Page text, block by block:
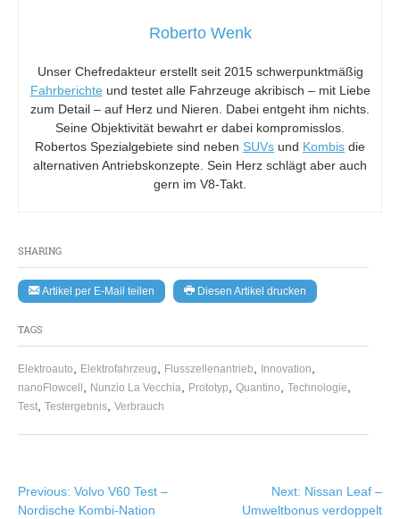
SHARING
Artikel per E-Mail teilen Diesen Artikel drucken
TAGS
Elektroauto, Elektrofahrzeug, Flusszellenantrieb, Innovation,
nanoFlowcell , Nunzio La Vecchia, Prototyp, Quantino, Technologie,
Test, Testergebnis, Verbrauch
Roberto Wenk
Unser Chefredakteur erstellt seit 2015 schwerpunktmäßig
Fahrberichte und testet alle Fahrzeuge akribisch – mit Liebe
zum Detail – auf Herz und Nieren. Dabei entgeht ihm nichts.
Seine Objektivität bewahrt er dabei kompromisslos.
Robertos Spezialgebiete sind neben SUVs und Kombis die
alternativen Antriebskonzepte. Sein Herz schlägt aber auch
gern im V8-Takt.
Beitragsnavigation
Previous: Volvo V60 Test –
Nordische Kombi-Nation
Next: Nissan Leaf –
Umweltbonus verdoppelt